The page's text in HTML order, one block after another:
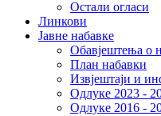
Остали огласи
Линкови
Јавне набавке
Обавјештења о
План набавки
Извјештаји и
Одлуке 2023 -
Одлуке 2016 -